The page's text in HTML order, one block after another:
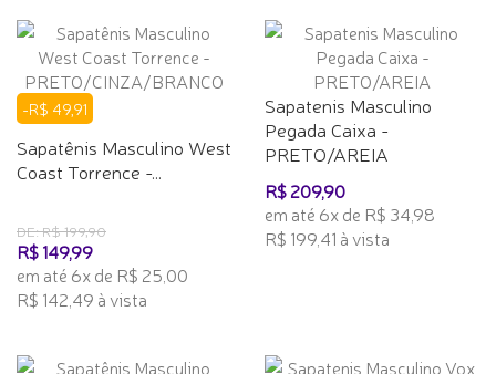
-R$ 49,91
Sapatênis Masculino West
Coast Torrence -...
DE: R$ 199,90
R$ 149,99
em até 6x de R$ 25,00
R$ 142,49 à vista
Sapatenis Masculino
Pegada Caixa -
PRETO/AREIA
R$ 209,90
em até 6x de R$ 34,98
R$ 199,41 à vista